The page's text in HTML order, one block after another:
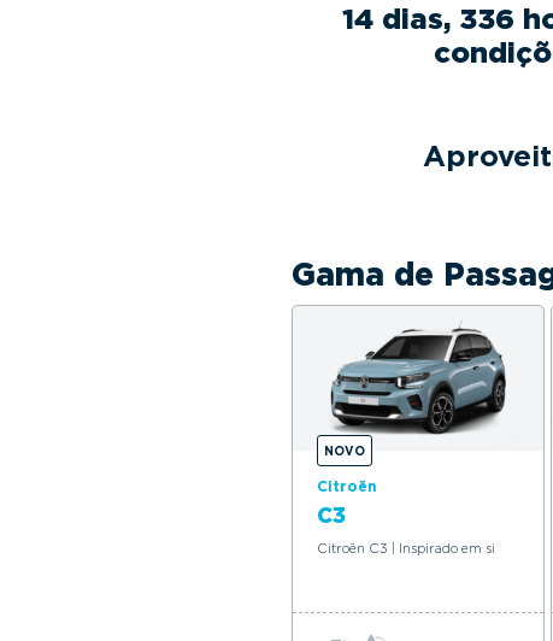
14 dias, 336
Gama de
NOVO
Citroën
C3
Citroën C3 | Inspirado em si